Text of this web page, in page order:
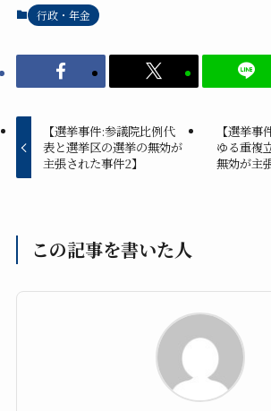
行政・年金
【選挙事件:参議院比例代
表と選挙区の選挙の無効が
主張された事件2】
【選挙事
ゆる重複
無効が主
この記事を書いた人